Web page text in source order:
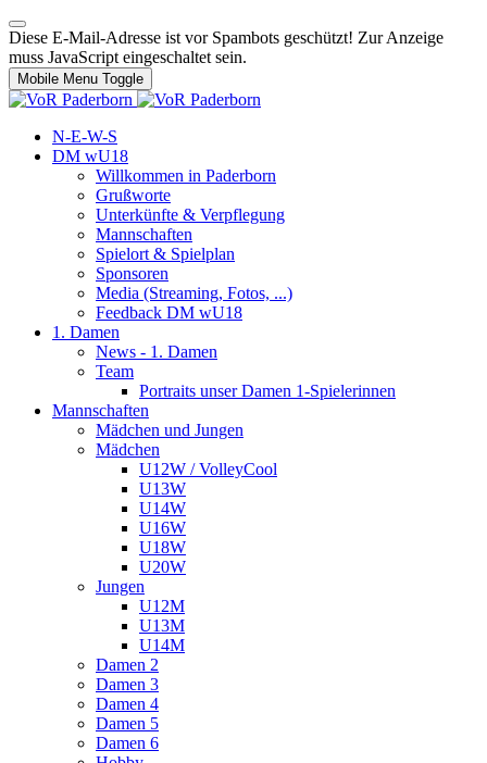
Diese E-Mail-Adresse ist vor Spambots geschützt! Zur Anzeige
muss JavaScript eingeschaltet sein.
Mobile Menu Toggle
N-E-W-S
DM wU18
Willkommen in Paderborn
Grußworte
Unterkünfte & Verpflegung
Mannschaften
Spielort & Spielplan
Sponsoren
Media (Streaming, Fotos, ...)
Feedback DM wU18
1. Damen
News - 1. Damen
Team
Portraits unser Damen 1-Spielerinnen
Mannschaften
Mädchen und Jungen
Mädchen
U12W / VolleyCool
U13W
U14W
U16W
U18W
U20W
Jungen
U12M
U13M
U14M
Damen 2
Damen 3
Damen 4
Damen 5
Damen 6